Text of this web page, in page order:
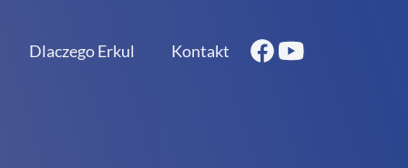
Dlaczego Erkul Kontakt